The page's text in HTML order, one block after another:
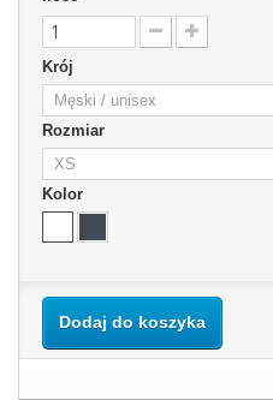
Krój
Rozmiar
Kolor
Dodaj do koszyka